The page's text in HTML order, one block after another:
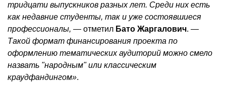
тридцати выпускников разных лет. Среди них есть
как недавние студенты, так и уже состоявшиеся
профессионалы, — отметил Бато Жаргалович. —
Такой формат финансирования проекта по
оформлению тематических аудиторий можно смело
назвать "народным" или классическим
краудфандингом».